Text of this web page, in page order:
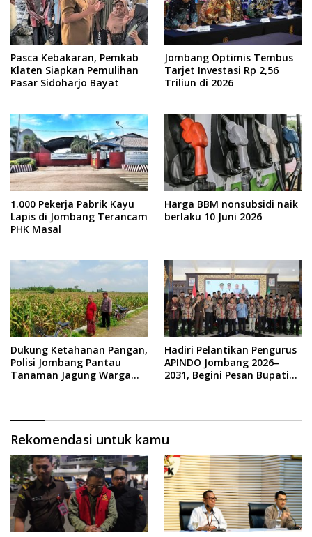
Pasca Kebakaran, Pemkab
Klaten Siapkan Pemulihan
Pasar Sidoharjo Bayat
Jombang Optimis Tembus
Tarjet Investasi Rp 2,56
Triliun di 2026
1.000 Pekerja Pabrik Kayu
Lapis di Jombang Terancam
PHK Masal
Harga BBM nonsubsidi naik
berlaku 10 Juni 2026
Dukung Ketahanan Pangan,
Polisi Jombang Pantau
Tanaman Jagung Warga
Hadiri Pelantikan Pengurus
APINDO Jombang 2026–
2031, Begini Pesan Bupati
Rekomendasi untuk kamu